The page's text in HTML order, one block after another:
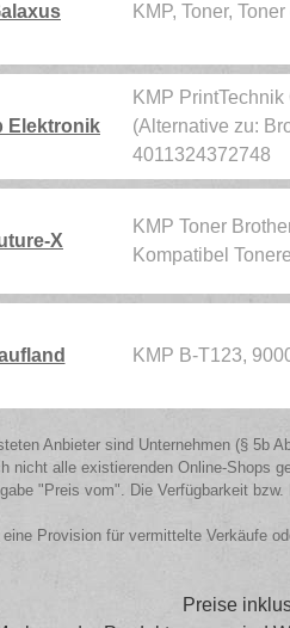
KMP, Toner,
Elektronik
KMP
(Alternative zu:
4011324372748
X
KMP Toner
Kompatibel
KMP B-T123,
Anbieter sind Unternehmen (§ 5b
nicht alle existierenden Online-Shops
"Preis vom". Die Verfügbarkeit
Provision für vermittelte Verkäufe
Preise